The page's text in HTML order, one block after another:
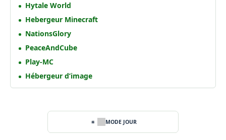
Hytale World
Hebergeur Minecraft
NationsGlory
PeaceAndCube
Play-MC
Hébergeur d’image
MODE JOUR